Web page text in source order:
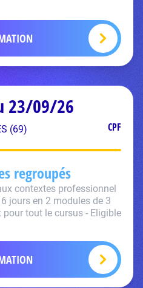
23/09/26
(69) CPF
regroupés
contextes professionnel
jours en 2 modules de 3
tout le cursus - Eligible